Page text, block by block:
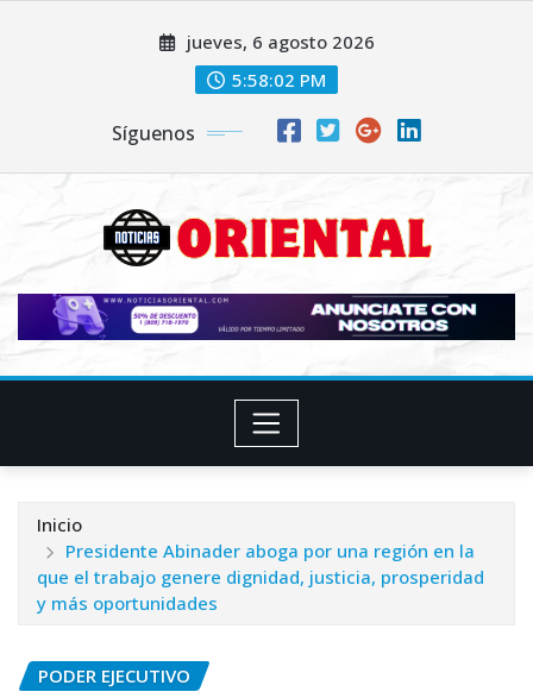
jueves, 6 agosto 2026
5:58:04 PM
Síguenos
Inicio
Presidente Abinader aboga por una región en la
que el trabajo genere dignidad, justicia, prosperidad
y más oportunidades
PODER EJECUTIVO